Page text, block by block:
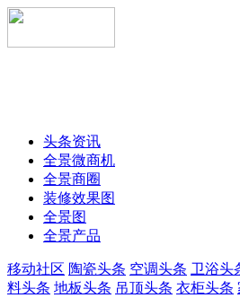
头条资讯
全景微商机
全景商圈
装修效果图
全景图
全景产品
移动社区 陶瓷头条 空调头条 卫浴头
料头条 地板头条 吊顶头条 衣柜头条